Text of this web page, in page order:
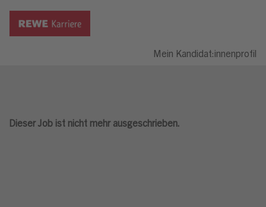
Mein Kandidat:innenprofil
Dieser Job ist nicht mehr ausgeschrieben.